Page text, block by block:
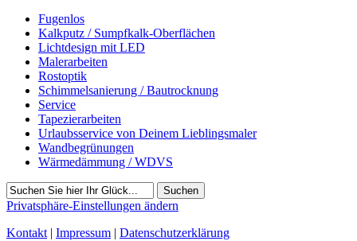
Fugenlos
Kalkputz / Sumpfkalk-Oberflächen
Lichtdesign mit LED
Malerarbeiten
Rostoptik
Schimmelsanierung / Bautrocknung
Service
Tapezierarbeiten
Urlaubsservice von Deinem Lieblingsmaler
Wandbegrünungen
Wärmedämmung / WDVS
Suchen
Privatsphäre-Einstellungen ändern
Kontakt | Impressum | Datenschutzerklärung